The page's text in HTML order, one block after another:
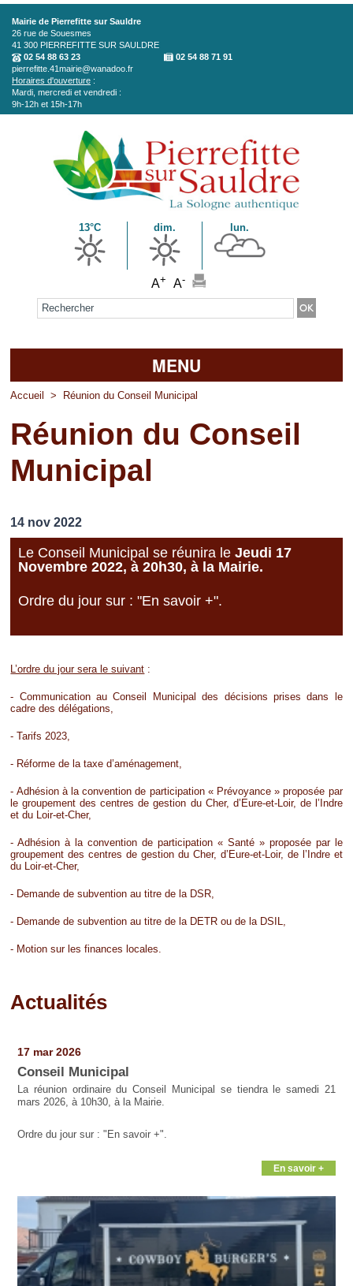
Aller au contenu principal
Mairie de Pierrefitte sur Sauldre
26 rue de Souesmes
41 300 PIERREFITTE SUR SAULDRE
02 54 88 63 23
02 54 88 71 91
pierrefitte.41mairie@wanadoo.fr
Horaires d'ouverture :
Mardi, mercredi et vendredi :
9h-12h et 15h-17h
13°C dim. lun.
A+ A-
Formulaire de recherche
MENU
Accueil
La mairie
Découvrir Pierrefitte
Vos professionnels
Loisirs
Accueil > Réunion du Conseil Municipal
Réunion du Conseil
Municipal
14 nov 2022
Le Conseil Municipal se réunira leJeudi 17
Novembre 2022, à 20h30, à la Mairie.
Ordre du jour sur : "En savoir +".
L’ordre du jour sera le suivant :
- Communication au Conseil Municipal des décisions prises dans le
cadre des délégations,
- Tarifs 2023,
- Réforme de la taxe d’aménagement,
- Adhésion à la convention de participation « Prévoyance » proposée par
le groupement des centres de gestion du Cher, d’Eure-et-Loir, de l’Indre
et du Loir-et-Cher,
- Adhésion à la convention de participation « Santé » proposée par le
groupement des centres de gestion du Cher, d’Eure-et-Loir, de l’Indre et
du Loir-et-Cher,
- Demande de subvention au titre de la DSR,
- Demande de subvention au titre de la DETR ou de la DSIL,
- Motion sur les finances locales.
Actualités
17 mar 2026
Conseil Municipal
La réunion ordinaire du Conseil Municipal se tiendra le samedi 21
mars 2026, à 10h30, à la Mairie.
Ordre du jour sur : "En savoir +".
En savoir +
Pages